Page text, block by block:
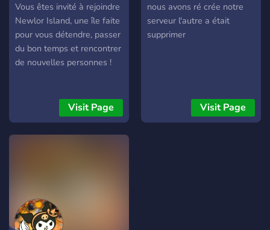
Vous êtes invité à rejoindre
Newlor Island, une île faite
pour vous détendre, passer
du bon temps et rencontrer
de nouvelles personnes !
Visit Page
nous avons ré crée notre
serveur l'autre a était
supprimer
Visit Page